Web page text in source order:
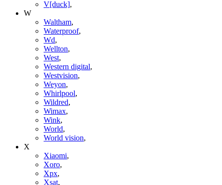
V[duck],
W
Waltham,
Waterproof,
Wd,
Wellton,
West,
Western digital,
Westvision,
Weyon,
Whirlpool,
Wildred,
Wimax,
Wink,
World,
World vision,
X
Xiaomi,
Xoro,
Xpx,
Xsat,